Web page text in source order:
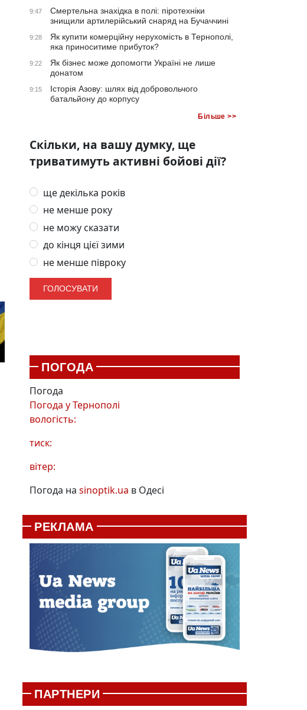
9:47
Смертельна знахідка в полі: піротехніки
знищили артилерійський снаряд на Бучаччині
9:28
Як купити комерційну нерухомість в Тернополі,
яка приноситиме прибуток?
9:22
Як бізнес може допомогти Україні не лише
донатом
9:15
Історія Азову: шлях від добровольчого
батальйону до корпусу
Більше >>
Скільки, на вашу думку, ще
триватимуть активні бойові дії?
ще декілька років
не менше року
не можу сказати
до кінця цієї зими
не менше півроку
ПОГОДА
Погода
Погода уТернополі
вологість:
тиск:
вітер:
Погода на sinoptik.ua в Одесі
РЕКЛАМА
ПАРТНЕРИ